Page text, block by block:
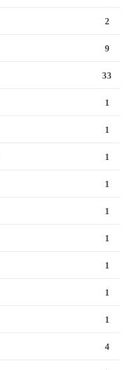
2
9
33
1
1
1
1
1
1
1
1
1
4